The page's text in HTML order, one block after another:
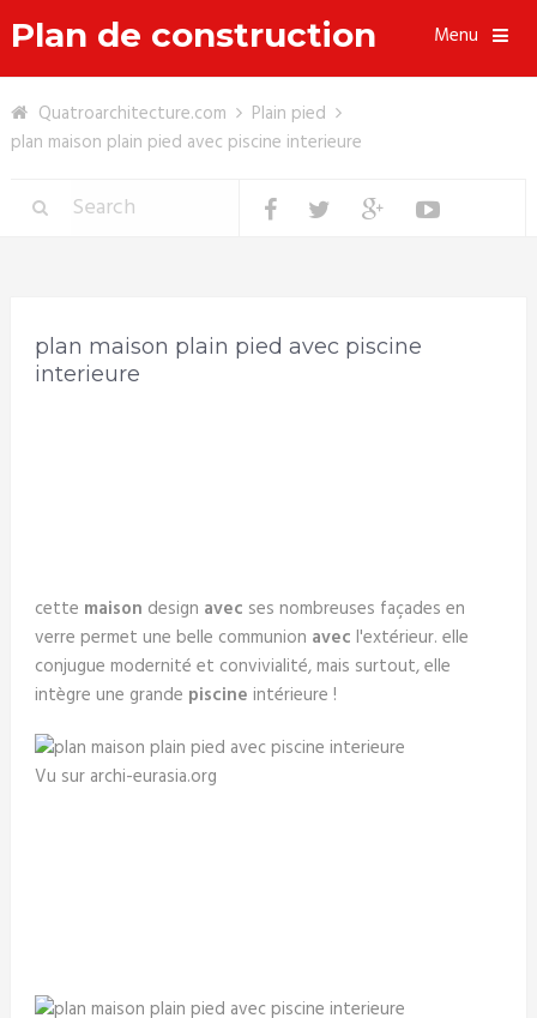
Plan de construction Menu
Quatroarchitecture.com
Plain pied
plan maison plain pied avec piscine interieure
plan maison plain pied avec piscine
interieure
cette maison design avec ses nombreuses façades en
verre permet une belle communion avec l'extérieur. elle
conjugue modernité et convivialité, mais surtout, elle
intègre une grande piscine intérieure !
Vu sur archi-eurasia.org